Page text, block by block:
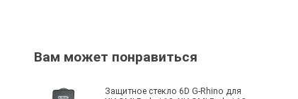
Вам может понравиться
Защитное стекло 6D G-Rhino для